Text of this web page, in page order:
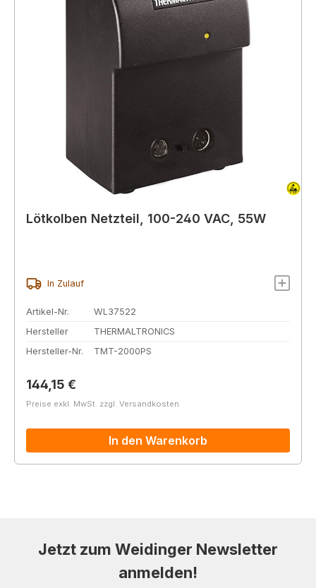
Lötkolben Netzteil, 100-240 VAC, 55W
In Zulauf
Artikel-Nr.
WL37522
Hersteller
THERMALTRONICS
Hersteller-Nr.
TMT-2000PS
Regulärer Preis:
144,15 €
Preise exkl. MwSt. zzgl. Versandkosten
In den Warenkorb
Jetzt zum Weidinger Newsletter
anmelden!